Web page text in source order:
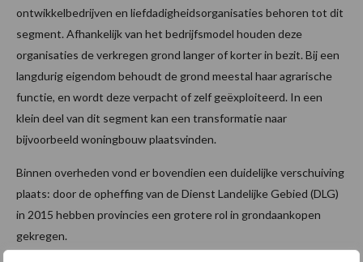
ontwikkelbedrijven en liefdadigheidsorganisaties behoren tot dit
segment. Afhankelijk van het bedrijfsmodel houden deze
organisaties de verkregen grond langer of korter in bezit. Bij een
langdurig eigendom behoudt de grond meestal haar agrarische
functie, en wordt deze verpacht of zelf geëxploiteerd. In een
klein deel van dit segment kan een transformatie naar
bijvoorbeeld woningbouw plaatsvinden.
Binnen overheden vond er bovendien een duidelijke verschuiving
plaats: door de opheffing van de Dienst Landelijke Gebied (DLG)
in 2015 hebben provincies een grotere rol in grondaankopen
gekregen.